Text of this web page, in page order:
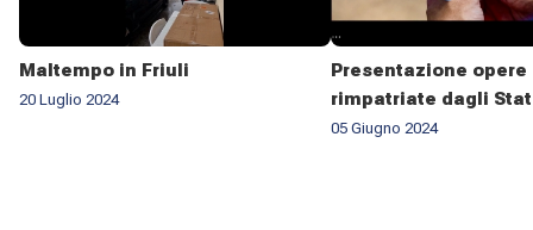
Maltempo in Friuli
20 Luglio 2024
Presentazione
rimpatriate dagli
05 Giugno 2024